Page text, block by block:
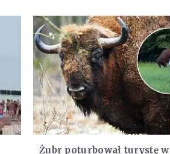
Żubr poturbował turystę w